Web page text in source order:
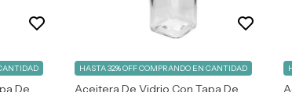
De
Aceitera De Vidrio Con Tapa De
HASTA 32% OFFCOMPRANDO EN CANTIDAD